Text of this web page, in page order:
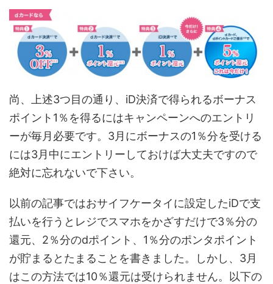
尚、上述3つ目の通り、iD決済で得られるボーナス
ポイント1％を得るにはキャンペーンへのエントリ
ーが毎月必要です。3月にボーナスの1％分を受ける
には3月中にエントリーしておけば大丈夫ですので
絶対に忘れないで下さい。
以前の記事ではおサイフケータイに設定したiDで支
払いを行うとレジでスマホをかざすだけで3％分の
還元、2％分のdポイント、1％分のポンタポイント
が貯まるとたまることを書きました。しかし、3月
はこの方法では10％還元は受けられません。以下の